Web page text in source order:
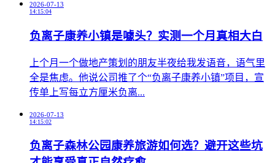
2026-07-13
14:15:04
负离子康养小镇是噱头？实测一个月真相大白
​上个月一个做地产策划的朋友半夜给我发语音，语气里
全是焦虑。他说公司推了个“负离子康养小镇”项目，宣
传单上写每立方厘米负离...
2026-07-13
14:15:02
负离子森林公园康养旅游如何选？避开这些坑